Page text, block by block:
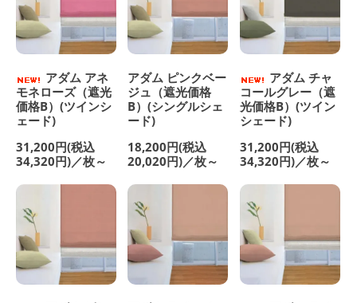
アダム アネ
モネローズ（遮光
価格B）(ツインシ
ェード)
31,200円(税込
34,320円)／枚～
アダム ピンクベー
ジュ（遮光価格
B）(シングルシェ
ード)
18,200円(税込
20,020円)／枚～
アダム チャ
コールグレー（遮
光価格B）(ツイン
シェード)
31,200円(税込
34,320円)／枚～